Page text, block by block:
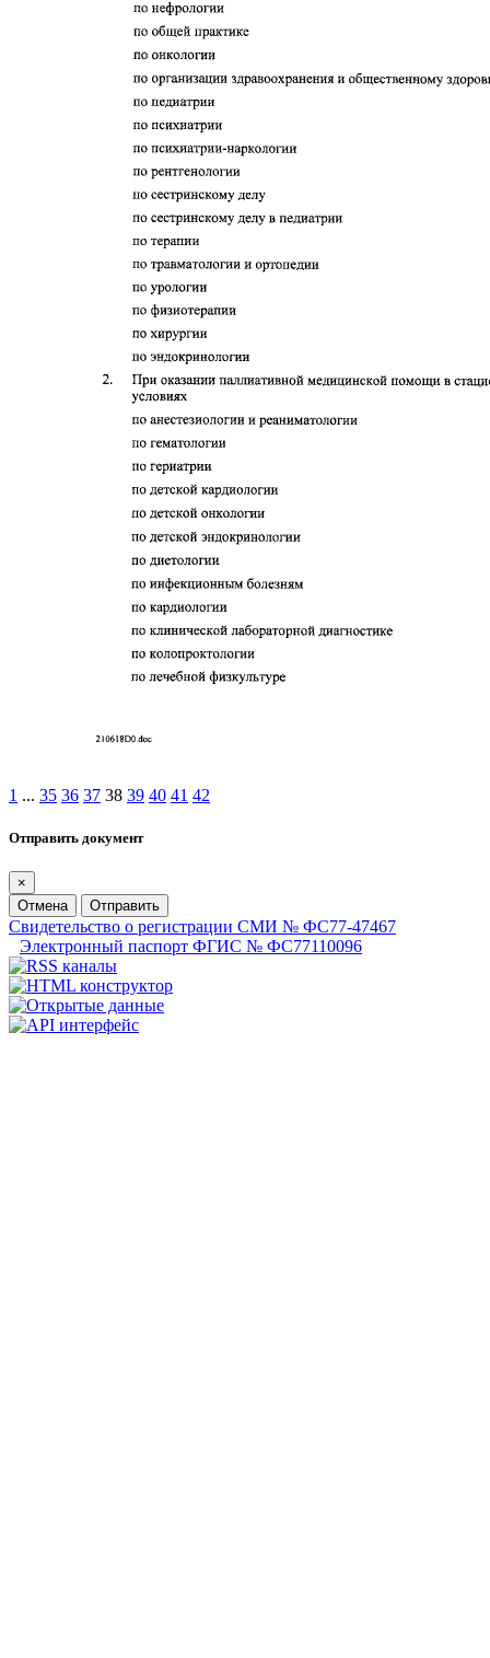
1 ... 35 36 37 38 39 40 41 42
Отправить документ
×
Отмена
Отправить
Свидетельство о регистрации СМИ № ФС77-47467
Электронный паспорт ФГИС № ФС77110096